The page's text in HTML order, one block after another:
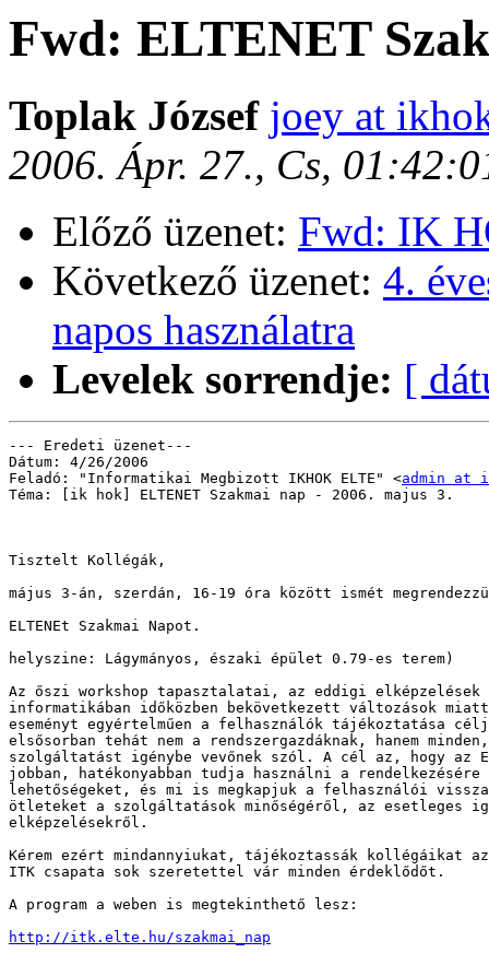
Fwd: ELTENET
Toplak József joey at
2006. Ápr. 27., Cs,
Előző üzenet: Fwd: IK
Következő üzenet: 4.
napos használatra
Levelek sorrendje: [
--- Eredeti üzenet---
Dátum: 4/26/2006
Feladó: "Informatikai Megbizott IKHOK ELTE" <admin at
Téma: [ik hok] ELTENET Szakmai nap - 2006. majus 3.
Tisztelt Kollégák,
május 3-án, szerdán, 16-19 óra között ismét
ELTENEt Szakmai Napot.
helyszine: Lágymányos, északi épület 0.79-es terem)
Az őszi workshop tapasztalatai, az eddigi elképzelések
informatikában időközben bekövetkezett változások
eseményt egyértelműen a felhasználók tájékoztatása
elsősorban tehát nem a rendszergazdáknak, hanem
szolgáltatást igénybe vevőnek szól. A cél az, hogy az
jobban, hatékonyabban tudja használni a
lehetőségeket, és mi is megkapjuk a felhasználói
ötleteket a szolgáltatások minőségéről, az esetleges
elképzelésekről.
Kérem ezért mindannyiukat, tájékoztassák kollégáikat
ITK csapata sok szeretettel vár minden érdeklődőt.
A program a weben is megtekinthető lesz:
http://itk.elte.hu/szakmai_nap